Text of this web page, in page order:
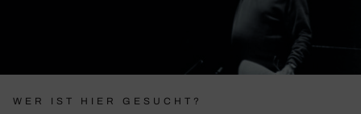
WER IST HIER GESUCHT?